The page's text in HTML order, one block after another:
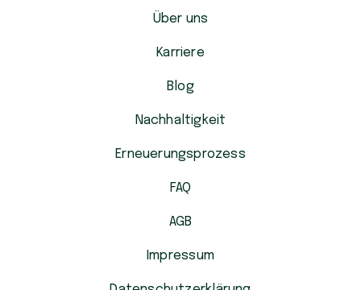
Über uns
Karriere
Blog
Nachhaltigkeit
Erneuerungsprozess
FAQ
AGB
Impressum